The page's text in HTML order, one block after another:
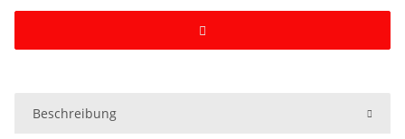
Beschreibung